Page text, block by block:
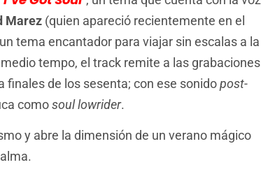
Marez (quien apareció recientemente en el
tema encantador para viajar sin escalas a la
tempo, el track remite a las grabaciones
finales de los sesenta; con ese sonidopost-
comosoul lowrider.
y abre la dimensión de un verano mágico